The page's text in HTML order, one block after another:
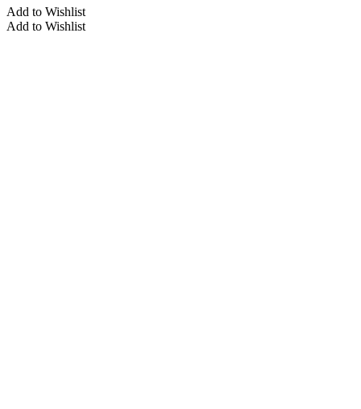
Add to Wishlist
Add to Wishlist